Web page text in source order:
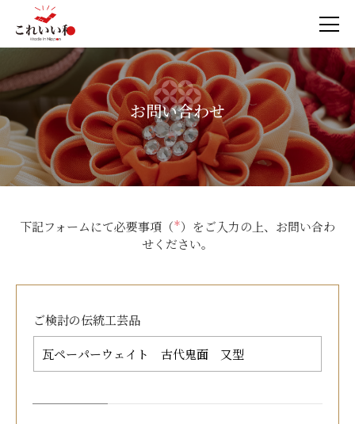
お問い合わせ
下記フォームにて必要事項（＊）をご入力の上、お問い合わ
せください。
ご検討の伝統工芸品